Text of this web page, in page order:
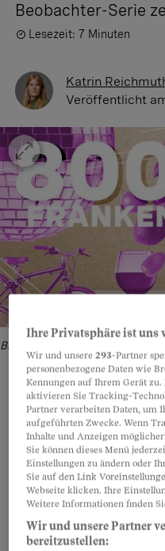
Beobachter-Serie
Lesezeit: 7 Minuten
Katrin
Veröffentlicht
Bild: Freepik - Illustration: Anne
Teilen Anhören
Artikel teilen
Julian Kuhn studierte
der Universität in
Informatik sowie
Ihre Privatsphäre ist uns
Wir und unsere293-Partner
personenbezogene Daten wie
Kennungen auf Ihrem Gerät
aktivieren Sie Tracking-
Partner verarbeiten Daten, um
aufgeführten Zwecke. Wenn
Inhalte und Anzeigen
Sie können dieses Menü
Einstellungen zu ändern oder
Sie auf den Link
Webseite klicken. Ihre
Weitere Informationen finden
Wir und unsere Partner
bereitzustellen: